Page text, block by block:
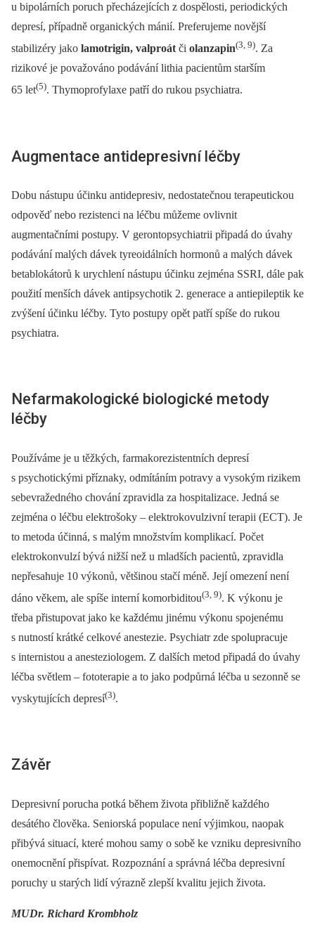
u bipolárních poruch přecházejících z dospělosti, periodických
depresí, případně organických mánií. Preferujeme novější
stabilizéry jako lamotrigin, valproátči olanzapin(3, 9). Za
rizikové je považováno podávání lithia pacientům starším
65 let(5). Thymoprofylaxe patří do rukou psychiatra.
Augmentace antidepresivní léčby
Dobu nástupu účinku antidepresiv, nedostatečnou terapeutickou
odpověď nebo rezistenci na léčbu můžeme ovlivnit
augmentačními postupy. V gerontopsychiatrii připadá do úvahy
podávání malých dávek tyreoidálních hormonů a malých dávek
betablokátorů k urychlení nástupu účinku zejména SSRI, dále pak
použití menších dávek antipsychotik 2. generace a antiepileptik ke
zvýšení účinku léčby. Tyto postupy opět patří spíše do rukou
psychiatra.
Nefarmakologické biologické metody
léčby
Používáme je u těžkých, farmakorezistentních depresí
s psychotickými příznaky, odmítáním potravy a vysokým rizikem
sebevražedného chování zpravidla za hospitalizace. Jedná se
zejména o léčbu elektrošoky –⁠ elektrokovulzivní terapii (ECT). Je
to metoda účinná, s malým množstvím komplikací. Počet
elektrokonvulzí bývá nižší než u mladších pacientů, zpravidla
nepřesahuje 10 výkonů, většinou stačí méně. Její omezení není
dáno věkem, ale spíše interní komorbiditou(3, 9). K výkonu je
třeba přistupovat jako ke každému jinému výkonu spojenému
s nutností krátké celkové anestezie. Psychiatr zde spolupracuje
s internistou a anesteziologem. Z dalších metod připadá do úvahy
léčba světlem –⁠ fototerapie a to jako podpůrná léčba u sezonně se
vyskytujících depresí(3).
Závěr
Depresivní porucha potká během života přibližně každého
desátého člověka. Seniorská populace není výjimkou, naopak
přibývá situací, které mohou samy o sobě ke vzniku depresivního
onemocnění přispívat. Rozpoznání a správná léčba depresivní
poruchy u starých lidí výrazně zlepší kvalitu jejich života.
MUDr. Richard Krombholz